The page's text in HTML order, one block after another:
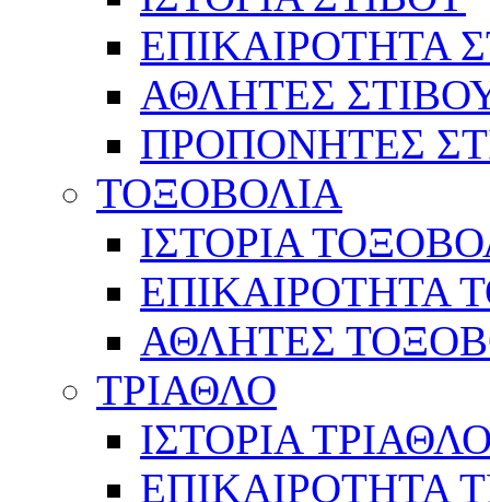
ΕΠΙΚΑΙΡΟΤΗΤΑ
ΑΘΛΗΤΕΣ
ΠΡΟΠΟΝΗΤΕΣ
ΤΟΞΟΒΟΛΙΑ
ΙΣΤΟΡΙΑ
ΕΠΙΚΑΙΡΟΤΗΤΑ
ΑΘΛΗΤΕΣ
ΤΡΙΑΘΛΟ
ΙΣΤΟΡΙΑ
ΕΠΙΚΑΙΡΟΤΗΤΑ